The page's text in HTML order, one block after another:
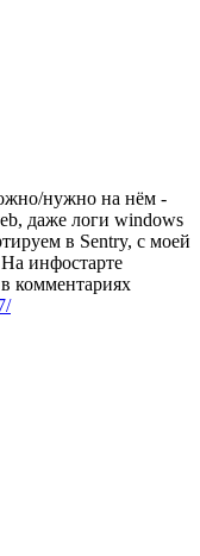
нужно на нём -
даже логи windows
в Sentry, с моей
инфостарте
комментариях